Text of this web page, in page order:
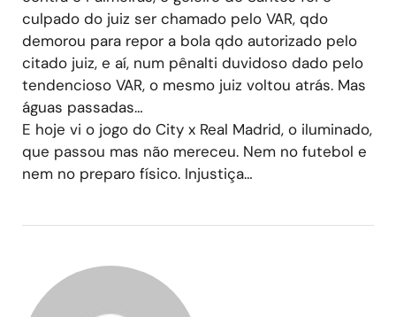
culpado do juiz ser chamado pelo VAR, qdo
demorou para repor a bola qdo autorizado pelo
citado juiz, e aí, num pênalti duvidoso dado pelo
tendencioso VAR, o mesmo juiz voltou atrás. Mas
águas passadas…
E hoje vi o jogo do City x Real Madrid, o iluminado,
que passou mas não mereceu. Nem no futebol e
nem no preparo físico. Injustiça…